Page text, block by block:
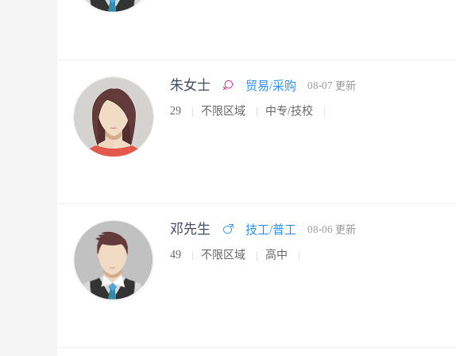
朱女士 贸易/采购 08-07 更新
29 不限区域 中专/技校
邓先生 技工/普工 08-06 更新
49 不限区域 高中